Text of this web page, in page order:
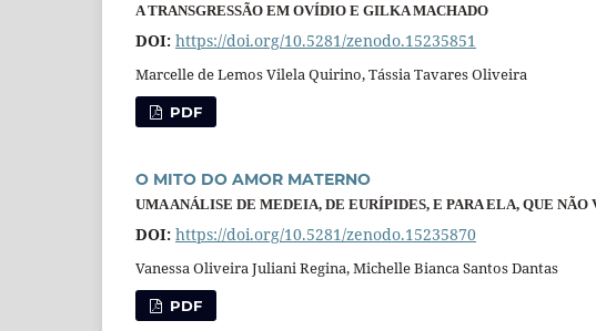
A TRANSGRESSÃO EM OVÍDIO E GILKA MACHADO
DOI: https://doi.org/10.5281/zenodo.15235851
Marcelle de Lemos Vilela Quirino, Tássia Tavares Oliveira
PDF
O MITO DO AMOR MATERNO
UMA ANÁLISE DE MEDEIA, DE EURÍPIDES, E PARA ELA, QUE NÃO
DOI: https://doi.org/10.5281/zenodo.15235870
Vanessa Oliveira Juliani Regina, Michelle Bianca Santos Dantas
PDF